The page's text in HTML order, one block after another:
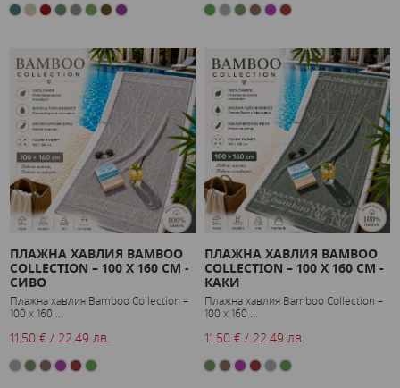
ПЛАЖНА ХАВЛИЯ BAMBOO
COLLECTION – 100 X 160 СМ -
СИВО
Плажна хавлия Bamboo Collection –
100 x 160 ...
11.50 € / 22.49 лв.
ПЛАЖНА ХАВЛИЯ BAMBOO
COLLECTION – 100 X 160 СМ -
КАКИ
Плажна хавлия Bamboo Collection –
100 x 160 ...
11.50 € / 22.49 лв.